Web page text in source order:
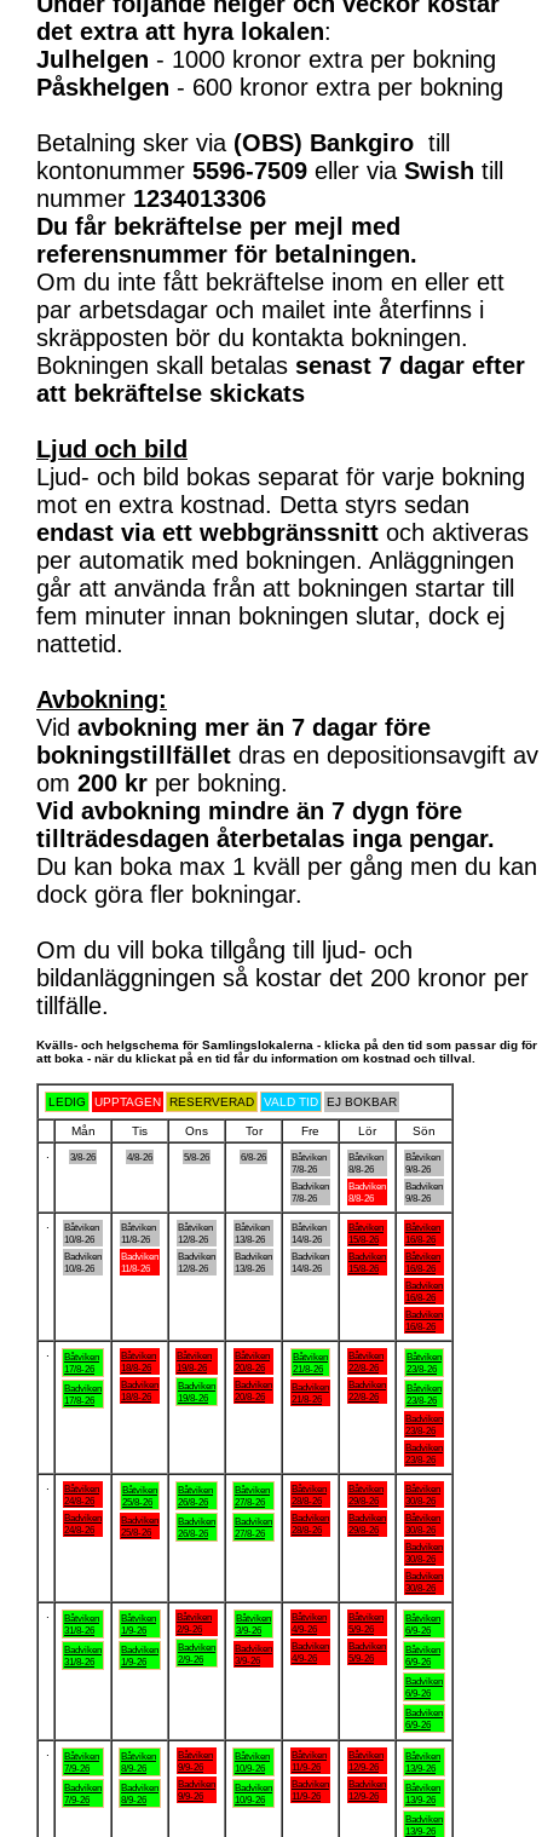
det extra att hyra lokalen:
Julhelgen - 1000 kronor extra per bokning
Påskhelgen - 600 kronor extra per bokning
Betalning sker via (OBS) Bankgiro till
kontonummer 5596-7509 eller via Swish till
nummer 1234013306
Du får bekräftelse per mejl med
referensnummer för betalningen.
Om du inte fått bekräftelse inom en eller ett
par arbetsdagar och mailet inte återfinns i
skräpposten bör du kontakta bokningen.
Bokningen skall betalas senast 7 dagar efter
att bekräftelse skickats
Ljud och bild
Ljud- och bild bokas separat för varje bokning
mot en extra kostnad. Detta styrs sedan
endast via ett webbgränssnitt och aktiveras
per automatik med bokningen. Anläggningen
går att använda från att bokningen startar till
fem minuter innan bokningen slutar, dock ej
nattetid.
Avbokning:
Vid avbokning mer än 7 dagar före
bokningstillfället dras en depositionsavgift av
om 200 kr per bokning.
Vid avbokning mindre än 7 dygn före
tillträdesdagen återbetalas inga pengar.
Du kan boka max 1 kväll per gång men du kan
dock göra fler bokningar.
Om du vill boka tillgång till ljud- och
bildanläggningen så kostar det 200 kronor per
tillfälle.
Kvälls- och helgschema för Samlingslokalerna - klicka på den tid som passar dig för
att boka - när du klickat på en tid får du information om kostnad och tillval.
LEDIG UPPTAGEN RESERVERAD VALD TID EJ BOKBAR
Mån Tis Ons Tor Fre Lör
Sön
3/8-26 4/8-26 5/8-26 6/8-26
Båtviken
7/8-26
Badviken
7/8-26
Båtviken
8/8-26
Badviken
8/8-26
Båtviken
9/8-26
Badviken
9/8-26
Båtviken
10/8-26
Badviken
10/8-26
Båtviken
11/8-26
Badviken
11/8-26
Båtviken
12/8-26
Badviken
12/8-26
Båtviken
13/8-26
Badviken
13/8-26
Båtviken
14/8-26
Badviken
14/8-26
Båtviken
15/8-26
Badviken
15/8-26
Båtviken
16/8-26
Båtviken
16/8-26
Badviken
16/8-26
Badviken
16/8-26
Båtviken
17/8-26
Badviken
17/8-26
Båtviken
18/8-26
Badviken
18/8-26
Båtviken
19/8-26
Badviken
19/8-26
Båtviken
20/8-26
Badviken
20/8-26
Båtviken
21/8-26
Badviken
21/8-26
Båtviken
22/8-26
Badviken
22/8-26
Båtviken
23/8-26
Båtviken
23/8-26
Badviken
23/8-26
Badviken
23/8-26
Båtviken
24/8-26
Badviken
24/8-26
Båtviken
25/8-26
Badviken
25/8-26
Båtviken
26/8-26
Badviken
26/8-26
Båtviken
27/8-26
Badviken
27/8-26
Båtviken
28/8-26
Badviken
28/8-26
Båtviken
29/8-26
Badviken
29/8-26
Båtviken
30/8-26
Båtviken
30/8-26
Badviken
30/8-26
Badviken
30/8-26
Båtviken
31/8-26
Badviken
31/8-26
Båtviken
1/9-26
Badviken
1/9-26
Båtviken
2/9-26
Badviken
2/9-26
Båtviken
3/9-26
Badviken
3/9-26
Båtviken
4/9-26
Badviken
4/9-26
Båtviken
5/9-26
Badviken
5/9-26
Båtviken
6/9-26
Båtviken
6/9-26
Badviken
6/9-26
Badviken
6/9-26
Båtviken
7/9-26
Badviken
7/9-26
Båtviken
8/9-26
Badviken
8/9-26
Båtviken
9/9-26
Badviken
9/9-26
Båtviken
10/9-26
Badviken
10/9-26
Båtviken
11/9-26
Badviken
11/9-26
Båtviken
12/9-26
Badviken
12/9-26
Båtviken
13/9-26
Båtviken
13/9-26
Badviken
13/9-26